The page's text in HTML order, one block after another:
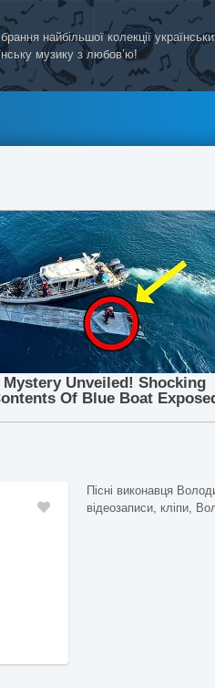
найбільшої колекції
музику з любов’ю!
Пісні виконавця
відеозаписи, кліпи,